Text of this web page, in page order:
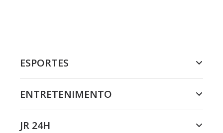
ESPORTES
ENTRETENIMENTO
JR 24H